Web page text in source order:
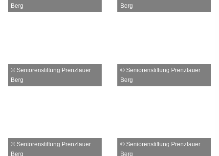
Berg
Berg
© Seniorenstiftung Prenzlauer
Berg
© Seniorenstiftung Prenzlauer
Berg
© Seniorenstiftung Prenzlauer
Berg
© Seniorenstiftung Prenzlauer
Berg